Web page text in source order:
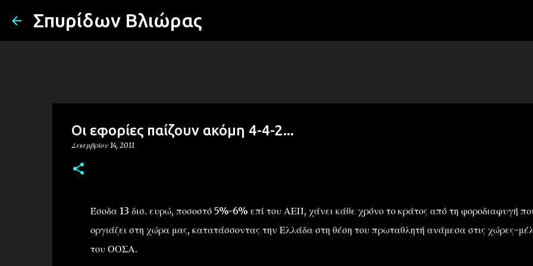
Σπυρίδων Βλιώρας
Οι εφορίες παίζουν ακόμη 4-4-2...
Δεκεμβρίου 14, 2011
Έσοδα 13 δισ. ευρώ, ποσοστό 5%-6% επί του ΑΕΠ, χάνει κάθε χρόνο το κράτος από τη φοροδιαφυγή
οργιάζει στη χώρα μας, κατατάσσοντας την Ελλάδα στη θέση του πρωταθλητή ανάμεσα στις χώρες-
του ΟΟΣΑ.